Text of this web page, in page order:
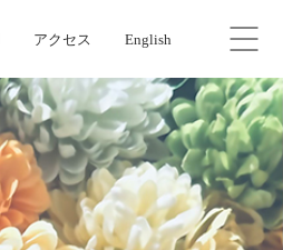
アクセス English